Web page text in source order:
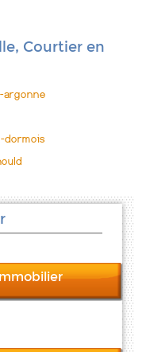
Courtier en
argonne
dormois